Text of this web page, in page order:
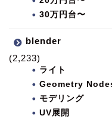
30万円台〜
blender
(2,233)
ライト
Geometry
モデリング
UV展開